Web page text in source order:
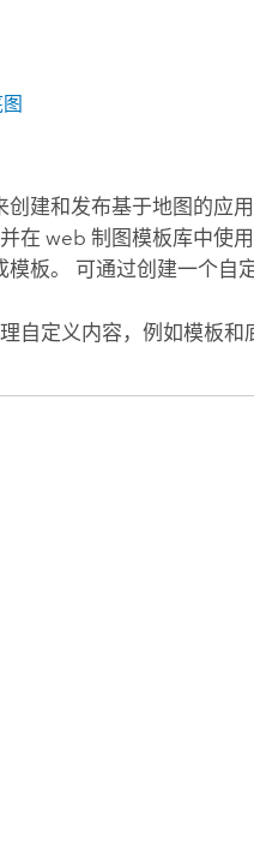
建和发布基于地图的应
在 web 制图模板库中使
板。 可通过创建一个自
自定义内容，例如模板